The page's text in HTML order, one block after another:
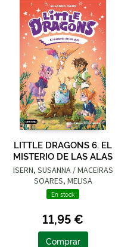
LITTLE DRAGONS 6. EL
MISTERIO DE LAS ALAS
ISERN, SUSANNA / MACEIRAS
SOARES, MELISA
En stock
11,95 €
Comprar